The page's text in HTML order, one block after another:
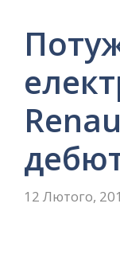
12 Лютого,